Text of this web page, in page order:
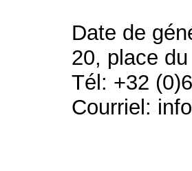
Date de
20, place
Tél: +32
Courriel: